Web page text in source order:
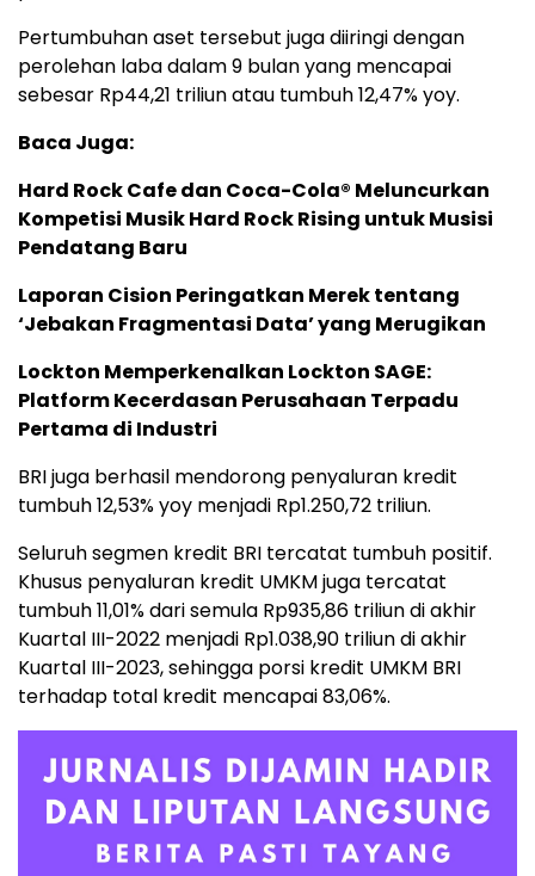
Pertumbuhan aset tersebut juga diiringi dengan
perolehan laba dalam 9 bulan yang mencapai
sebesar Rp44,21 triliun atau tumbuh 12,47% yoy.
Baca Juga:
Hard Rock Cafe dan Coca-Cola® Meluncurkan
Kompetisi Musik Hard Rock Rising untuk Musisi
Pendatang Baru
Laporan Cision Peringatkan Merek tentang
‘Jebakan Fragmentasi Data’ yang Merugikan
Lockton Memperkenalkan Lockton SAGE:
Platform Kecerdasan Perusahaan Terpadu
Pertama di Industri
BRI juga berhasil mendorong penyaluran kredit
tumbuh 12,53% yoy menjadi Rp1.250,72 triliun.
Seluruh segmen kredit BRI tercatat tumbuh positif.
Khusus penyaluran kredit UMKM juga tercatat
tumbuh 11,01% dari semula Rp935,86 triliun di akhir
Kuartal III-2022 menjadi Rp1.038,90 triliun di akhir
Kuartal III-2023, sehingga porsi kredit UMKM BRI
terhadap total kredit mencapai 83,06%.